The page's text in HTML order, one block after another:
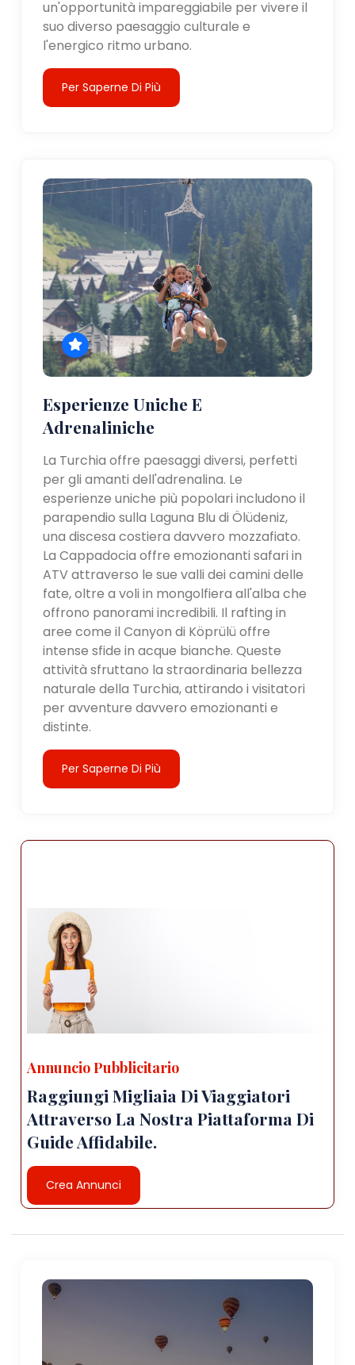
un'opportunità impareggiabile per vivere il
suo diverso paesaggio culturale e
l'energico ritmo urbano.
Per Saperne Di Più
Esperienze Uniche E
Adrenaliniche
La Turchia offre paesaggi diversi, perfetti
per gli amanti dell'adrenalina. Le
esperienze uniche più popolari includono il
parapendio sulla Laguna Blu di Ölüdeniz,
una discesa costiera davvero mozzafiato.
La Cappadocia offre emozionanti safari in
ATV attraverso le sue valli dei camini delle
fate, oltre a voli in mongolfiera all'alba che
offrono panorami incredibili. Il rafting in
aree come il Canyon di Köprülü offre
intense sfide in acque bianche. Queste
attività sfruttano la straordinaria bellezza
naturale della Turchia, attirando i visitatori
per avventure davvero emozionanti e
distinte.
Per Saperne Di Più
Annuncio Pubblicitario
Raggiungi Migliaia Di Viaggiatori
Attraverso La Nostra Piattaforma Di
Guide Affidabile.
Crea Annunci